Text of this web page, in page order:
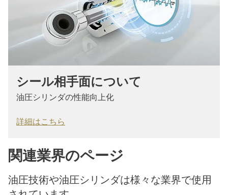
シール相手面について
油圧シリンダの性能向上化
詳細はこちら
関連業界のページ
油圧技術や油圧シリンダは様々な業界で使用